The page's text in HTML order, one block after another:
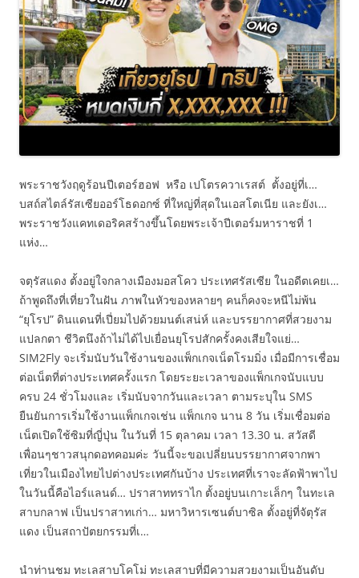
พระราชวังฤดูร้อนปีเตอร์ฮอฟ หรือ เปโตรควาเรสต์ ตั้งอยู่ที่เ…
บสถ์สไตล์รัสเซียออร์โธดอกซ์ ที่ใหญ่ที่สุดในเอสโตเนีย และยังเ…
พระราชวังแคทเดอริคสร้างขึ้นโดยพระเจ้าปีเตอร์มหาราชที่ 1
แห่ง…
จตุรัสแดง ตั้งอยู่ใจกลางเมืองมอสโคว ประเทศรัสเซีย ในอดีตเคยเ…
ถ้าพูดถึงที่เที่ยวในฝัน ภาพในหัวของหลายๆ คนก็คงจะหนีไม่พ้น
“ยุโรป” ดินแดนที่เปี่ยมไปด้วยมนต์เสน่ห์ และบรรยากาศที่สวยงาม
แปลกตา ชีวิตนึงถ้าไม่ได้ไปเยื่อนยุโรปสักครั้งคงเสียใจแย่…
SIM2Fly จะเริ่มนับวันใช้งานของแพ็กเกจเน็ตโรมมิ่ง เมื่อมีการเชื่อม
ต่อเน็ตที่ต่างประเทศครั้งแรก โดยระยะเวลาของแพ็กเกจนับแบบ
ครบ 24 ชั่วโมงและ เริ่มนับจากวันและเวลา ตามระบุใน SMS
ยืนยันการเริ่มใช้งานแพ็กเกจเช่น แพ็กเกจ นาน 8 วัน เริ่มเชื่อมต่อ
เน็ตเปิดใช้ซิมที่ญี่ปุ่น ในวันที่ 15 ตุลาคม เวลา 13.30 น. สวัสดี
เพื่อนๆชาวสนุกดอทคอมค่ะ วันนี้จะขอเปลี่ยนบรรยากาศจากพา
เที่ยวในเมืองไทยไปต่างประเทศกันบ้าง ประเทศที่เราจะลัดฟ้าพาไป
ในวันนี้คือไอร์แลนด์… ปราสาททราไก ตั้งอยู่บนเกาะเล็กๆ ในทะเล
สาบกลาฟ เป็นปราสาทเก่า… มหาวิหารเซนต์บาซิล ตั้งอยู่ที่จัตุรัส
แดง เป็นสถาปัตยกรรมที่เ…
นำท่านชม ทะเลสาบโคโม่ ทะเลสาบที่มีความสวยงามเป็นอันดับ